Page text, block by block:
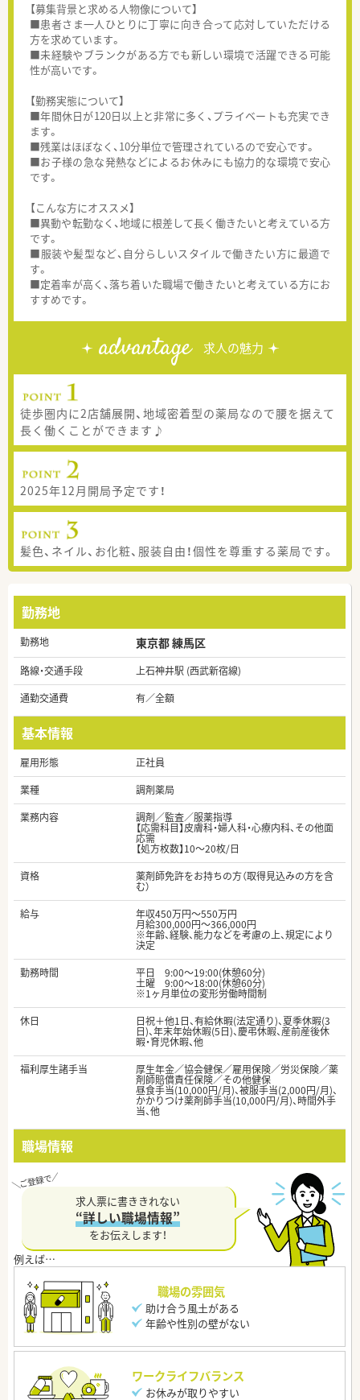
【募集背景と求める人物像について】
■患者さま一人ひとりに丁寧に向き合って応対していただける
方を求めています。
■未経験やブランクがある方でも新しい環境で活躍できる可能
性が高いです。
【勤務実態について】
■年間休日が120日以上と非常に多く、プライベートも充実でき
ます。
■残業はほぼなく、10分単位で管理されているので安心です。
■お子様の急な発熱などによるお休みにも協力的な環境で安心
です。
【こんな方にオススメ】
■異動や転勤なく、地域に根差して長く働きたいと考えている方
です。
■服装や髪型など、自分らしいスタイルで働きたい方に最適で
す。
■定着率が高く、落ち着いた職場で働きたいと考えている方にお
すすめです。
advantage 求人の魅力
徒歩圏内に2店舗展開、地域密着型の薬局なので腰を据えて
長く働くことができます♪
2025年12月開局予定です！
髪色、ネイル、お化粧、服装自由！個性を尊重する薬局です。
勤務地
勤務地 東京都 練馬区
路線・交通手段
上石神井駅 (西武新宿線)
通勤交通費
有／全額
基本情報
雇用形態
正社員
業種
調剤薬局
業務内容
調剤／監査／服薬指導
【応需科目】皮膚科・婦人科・心療内科、その他面
応需
【処方枚数】10～20枚/日
資格
薬剤師免許をお持ちの方（取得見込みの方を含
む）
給与
年収450万円～550万円
月給300,000円～366,000円
※年齢、経験、能力などを考慮の上、規定により
決定
勤務時間
平日 9:00～19:00(休憩60分)
土曜 9:00～18:00(休憩60分)
※1ヶ月単位の変形労働時間制
休日
日祝＋他1日、有給休暇(法定通り)、夏季休暇(3
日)、年末年始休暇(5日)、慶弔休暇、産前産後休
暇・育児休暇、他
福利厚生諸手当
厚生年金／協会健保／雇用保険／労災保険／薬
剤師賠償責任保険／その他健保
昼食手当(10,000円/月)、被服手当(2,000円/月)、
かかりつけ薬剤師手当(10,000円/月)、時間外手
当、他
職場情報
求人票に書ききれない
“詳しい職場情報”
をお伝えします！
職場の雰囲気
助け合う風土がある
年齢や性別の壁がない
ワークライフバランス
お休みが取りやすい